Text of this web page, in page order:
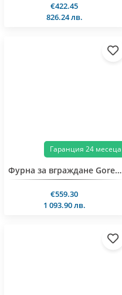
€422.45
826.24 лв.
Гаранция 24 месеца
Фурна за вграждане Gorenje GO66E Pizza350C
€559.30
1 093.90 лв.